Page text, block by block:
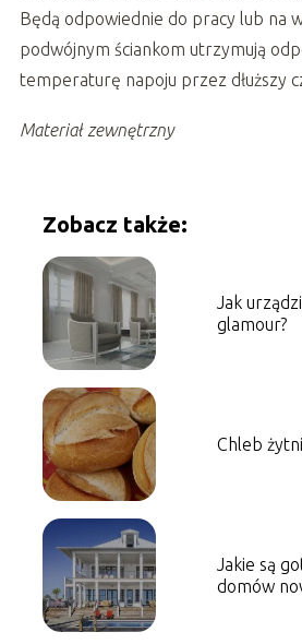
Będą odpowiednie do pracy lub na
podwójnym ściankom utrzymują
temperaturę napoju przez dłuższy
Materiał zewnętrzny
Zobacz także:
Jak
glamour?
Chleb
Jakie są
domów